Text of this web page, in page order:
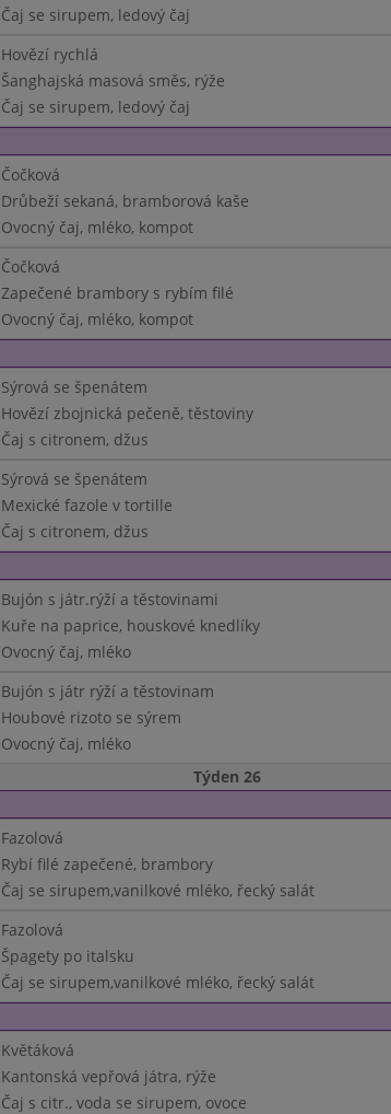
Čaj se sirupem, ledový čaj
Hovězí rychlá
Šanghajská masová směs, rýže
Čaj se sirupem, ledový čaj
Čočková
Drůbeží sekaná, bramborová kaše
Ovocný čaj, mléko, kompot
Čočková
Zapečené brambory s rybím filé
Ovocný čaj, mléko, kompot
Sýrová se špenátem
Hovězí zbojnická pečeně, těstoviny
Čaj s citronem, džus
Sýrová se špenátem
Mexické fazole v tortille
Čaj s citronem, džus
Bujón s játr.rýží a těstovinami
Kuře na paprice, houskové knedlíky
Ovocný čaj, mléko
Bujón s játr rýží a těstovinam
Houbové rizoto se sýrem
Ovocný čaj, mléko
Týden 26
Fazolová
Rybí filé zapečené, brambory
Čaj se sirupem,vanilkové mléko, řecký salát
Fazolová
Špagety po italsku
Čaj se sirupem,vanilkové mléko, řecký salát
Květáková
Kantonská vepřová játra, rýže
Čaj s citr., voda se sirupem, ovoce